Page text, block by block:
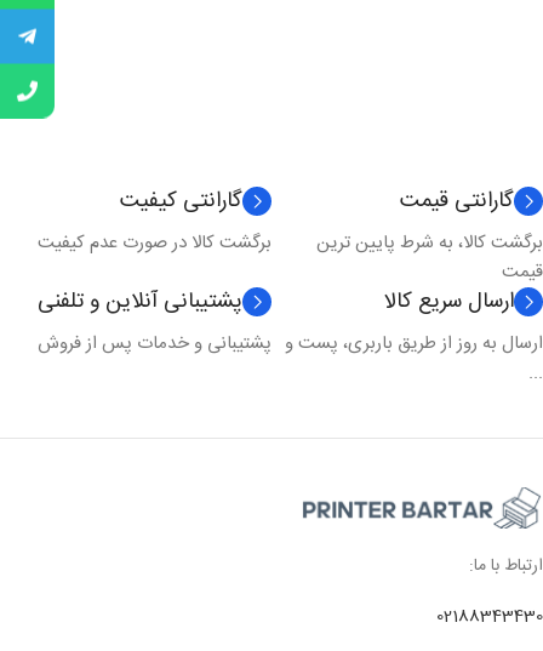
گارانتی قیمت
برگشت کالا، به شرط پایین ترین
قیمت
گارانتی کیفیت
برگشت کالا در صورت عدم کیفیت
ارسال سریع کالا
ارسال به روز از طریق باربری، پست و
...
پشتیبانی آنلاین و تلفنی
پشتیبانی و خدمات پس از فروش
ارتباط با ما:
02188343430